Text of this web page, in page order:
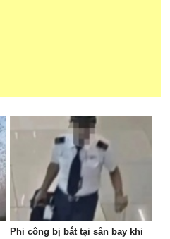
Phi công bị bắt tại sân bay khi